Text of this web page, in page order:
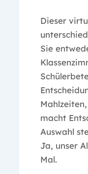
Dieser
Sie
macht
Auswahl
Ja, unser
Mal.